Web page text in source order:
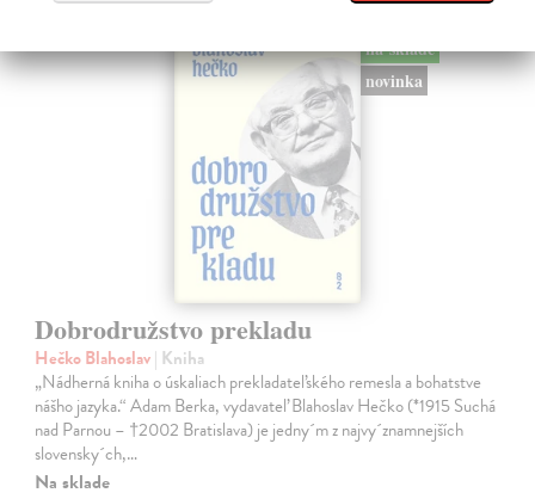
na sklade
novinka
Dobrodružstvo prekladu
Hečko Blahoslav| Kniha
„Nádherná kniha o úskaliach prekladateľského remesla a bohatstve
nášho jazyka.“ Adam Berka, vydavateľ Blahoslav Hečko (*1915 Suchá
nad Parnou – †2002 Bratislava) je jedny´m z najvy´znamnejších
slovensky´ch,…
Na sklade